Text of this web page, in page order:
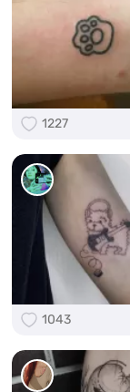
1227
1043